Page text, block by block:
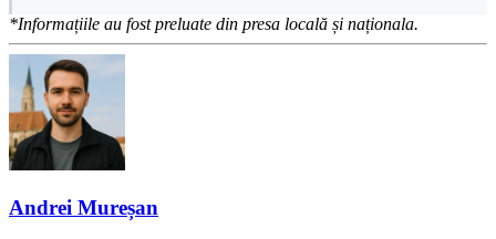
*Informațiile au fost preluate din presa locală și naționala.
Andrei Mureșan